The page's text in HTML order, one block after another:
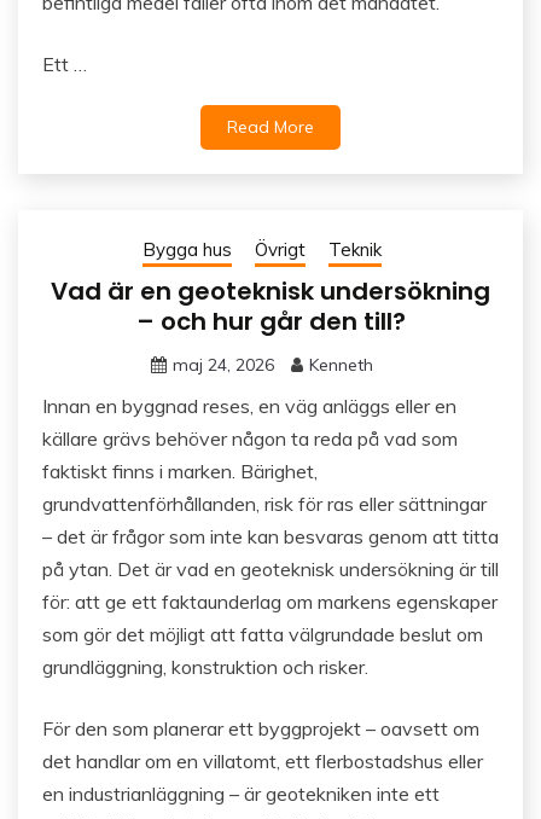
Ett …
Read More
Bygga hus Övrigt Teknik
Vad är en geoteknisk undersökning
– och hur går den till?
maj 24, 2026 Kenneth
Innan en byggnad reses, en väg anläggs eller en
källare grävs behöver någon ta reda på vad som
faktiskt finns i marken. Bärighet,
grundvattenförhållanden, risk för ras eller sättningar
– det är frågor som inte kan besvaras genom att titta
på ytan. Det är vad en geoteknisk undersökning är till
för: att ge ett faktaunderlag om markens egenskaper
som gör det möjligt att fatta välgrundade beslut om
grundläggning, konstruktion och risker.
För den som planerar ett byggprojekt – oavsett om
det handlar om en villatomt, ett flerbostadshus eller
en industrianläggning – är geotekniken inte ett